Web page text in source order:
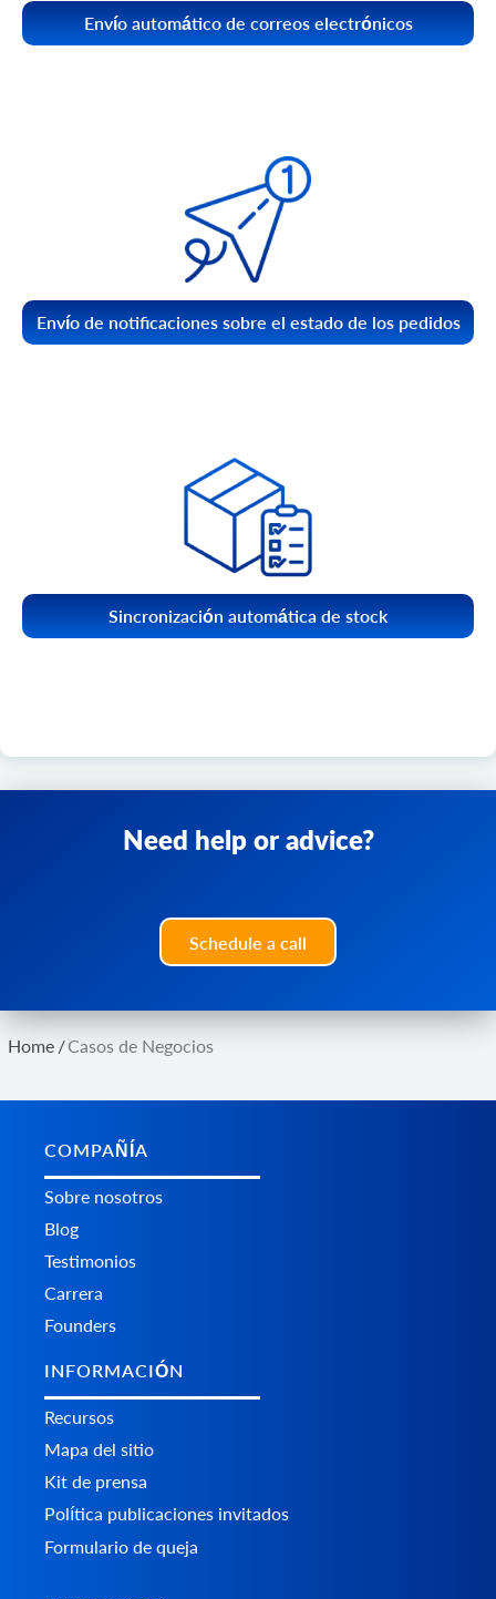
Envío automático de correos electrónicos
Envío de notificaciones sobre el estado de los pedidos
Sincronización automática de stock
Need help or advice?
Schedule a call
Home /Casos de Negocios
COMPAÑÍA
Sobre nosotros
Blog
Testimonios
Carrera
Founders
INFORMACIÓN
Recursos
Mapa del sitio
Kit de prensa
Política publicaciones invitados
Formulario de queja